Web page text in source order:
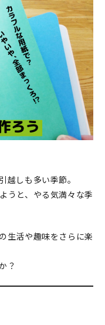
越しも多い季節。
うと、やる気満々な季
生活や趣味をさらに楽
？